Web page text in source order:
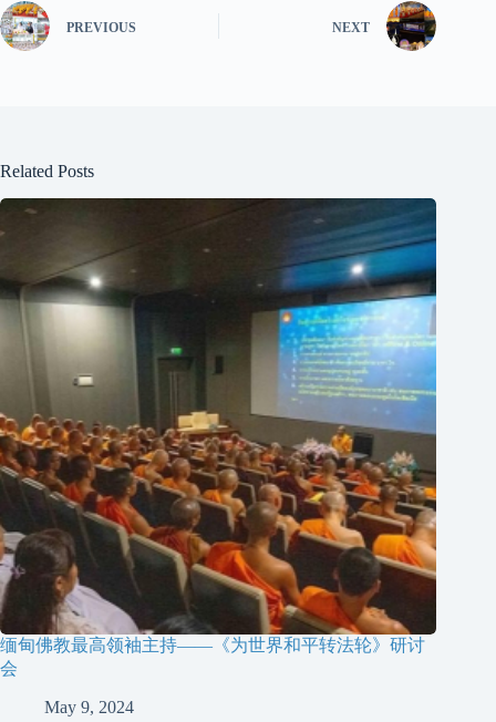
PREVIOUS NEXT
Related Posts
缅甸佛教最高领袖主持——《为世界和平转法轮》研讨
会
May 9, 2024